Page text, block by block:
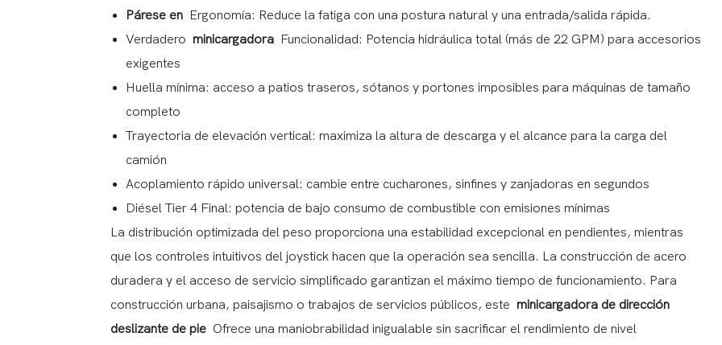
Párese en
Ergonomía: Reduce la fatiga con una postura natural y una entrada/salida rápida.
Verdadero minicargadora
Funcionalidad: Potencia hidráulica total (más de 22 GPM) para accesorios
exigentes
Huella mínima: acceso a patios traseros, sótanos y portones imposibles para máquinas de tamaño
completo
Trayectoria de elevación vertical: maximiza la altura de descarga y el alcance para la carga del
camión
Acoplamiento rápido universal: cambie entre cucharones, sinfines y zanjadoras en segundos
Diésel Tier 4 Final: potencia de bajo consumo de combustible con emisiones mínimas
La distribución optimizada del peso proporciona una estabilidad excepcional en pendientes, mientras
que los controles intuitivos del joystick hacen que la operación sea sencilla. La construcción de acero
duradera y el acceso de servicio simplificado garantizan el máximo tiempo de funcionamiento. Para
construcción urbana, paisajismo o trabajos de servicios públicos, este minicargadora de dirección
deslizante de pie Ofrece una maniobrabilidad inigualable sin sacrificar el rendimiento de nivel